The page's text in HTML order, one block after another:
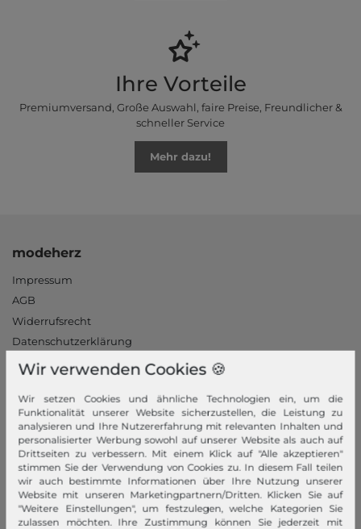
Ihre Vorteile
Premiumversand, Große Auswahl, faire Preise, Freundlicher &
schneller Service
Mehr dazu!
modeherz
Impressum
AGB
Widerrufsrecht
Datenschutzerklärung
Datenschutzeinstellungen
Jobs
Unsere Stores
Mein Konto
Login
Neukunde?
Wir verwenden Cookies 🍪
Wir setzen Cookies und ähnliche Technologien ein, um die
Funktionalität unserer Website sicherzustellen, die Leistung zu
analysieren und Ihre Nutzererfahrung mit relevanten Inhalten und
personalisierter Werbung sowohl auf unserer Website als auch auf
Drittseiten zu verbessern. Mit einem Klick auf "Alle akzeptieren"
stimmen Sie der Verwendung von Cookies zu. In diesem Fall teilen
wir auch bestimmte Informationen über Ihre Nutzung unserer
Website mit unseren Marketingpartnern/Dritten. Klicken Sie auf
"Weitere Einstellungen", um festzulegen, welche Kategorien Sie
zulassen möchten. Ihre Zustimmung können Sie jederzeit mit